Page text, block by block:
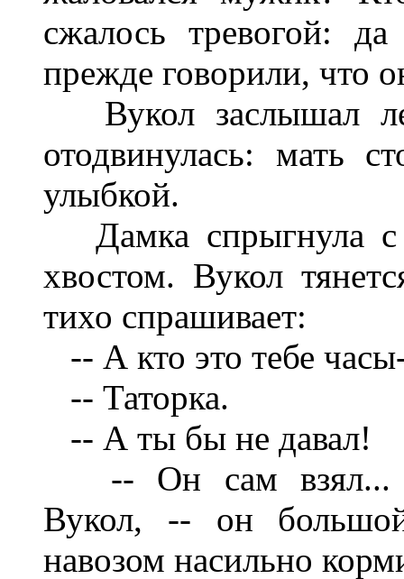
сжалось тревогой:
прежде говорили, что
Вукол заслышал
отодвинулась: мать
улыбкой.
Дамка спрыгнула с
хвостом. Вукол
тихо спрашивает:
-- А кто это тебе
-- Таторка.
-- А ты бы не давал!
-- Он сам взял...
Вукол, -- он
навозом насильно